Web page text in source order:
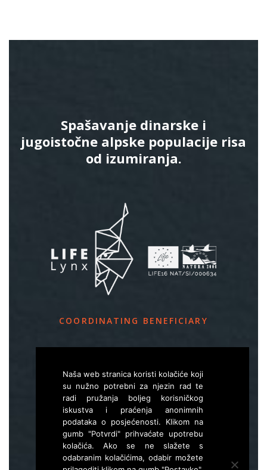
Spašavanje dinarske i
jugoistočne alpske populacije risa
od izumiranja.
COORDINATING BENEFICIARY
Večna pot 2, SI – 1000 Ljubljana
Elife.lynx.eu@gmail.com
W
www.zgs.si
Sitemap
Naša web stranica koristi kolačiće koji
su nužno potrebni za njezin rad te
radi pružanja boljeg korisničkog
iskustva i praćenja anonimnih
podataka o posjećenosti. Klikom na
gumb "Potvrdi" prihvaćate upotrebu
kolačića. Ako se ne slažete s
odabranim kolačićima, odabir možete